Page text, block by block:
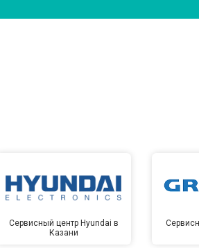
Сервисный центр Hyundai в
Казани